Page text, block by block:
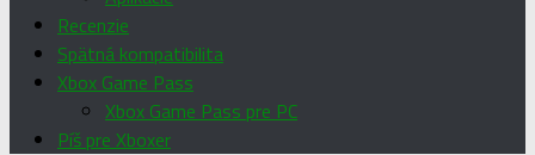
Recenzie
Spätná kompatibilita
Xbox Game Pass
Xbox Game Pass pre PC
Píš pre Xboxer